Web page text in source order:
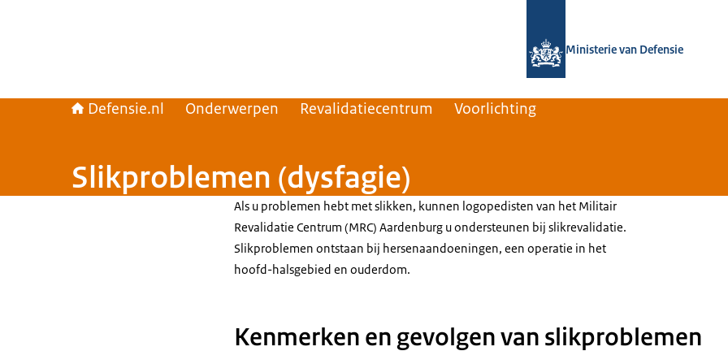
Ministerie van Defensie
Defensie.nl Onderwerpen Revalidatiecentrum Voorlichting
Slikproblemen (dysfagie)
Als u problemen hebt met slikken, kunnen logopedisten van het Militair
Revalidatie Centrum (MRC) Aardenburg u ondersteunen bij slikrevalidatie.
Slikproblemen ontstaan bij hersenaandoeningen, een operatie in het
hoofd-halsgebied en ouderdom.
Kenmerken en gevolgen van slikproblemen